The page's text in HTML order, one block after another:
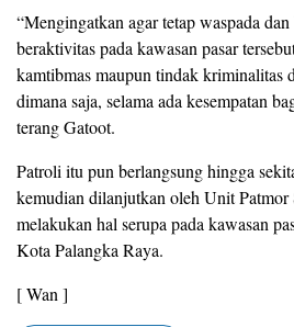
“Mengingatkan agar tetap waspada
beraktivitas pada kawasan pasar
kamtibmas maupun tindak kriminalitas
dimana saja, selama ada kesempatan
terang Gatoot.
Patroli itu pun berlangsung hingga
kemudian dilanjutkan oleh Unit Patmor
melakukan hal serupa pada kawasan
Kota Palangka Raya.
[ Wan ]